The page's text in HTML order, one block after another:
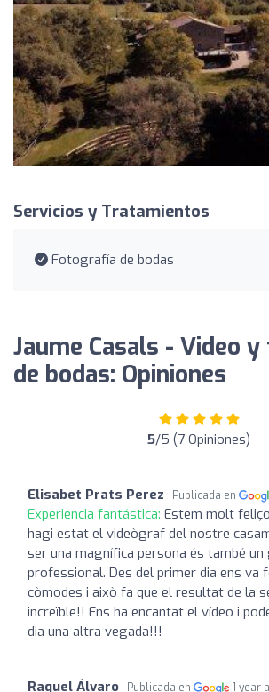
Servicios y Tratamientos
Fotografía de bodas
Jaume Casals - Video
de bodas: Opiniones
5/5 (7 Opiniones)
Elisabet Prats Perez Publicada en
Experiencia fantástica: Estem molt
hagi estat el videògraf del nostre
ser una magnífica persona és també un
professional. Des del primer dia ens va
còmodes i això fa que el resultat de la
increïble!! Ens ha encantat el vídeo i
dia una altra vegada!!!
Raquel Álvaro Publicada en 1 year